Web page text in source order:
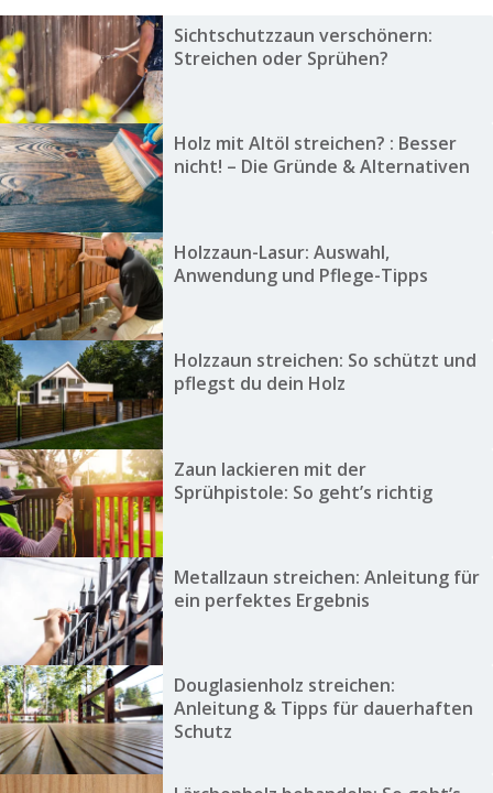
Sichtschutzzaun verschönern:
Streichen oder Sprühen?
Holz mit Altöl streichen? : Besser
nicht! – Die Gründe & Alternativen
Holzzaun-Lasur: Auswahl,
Anwendung und Pflege-Tipps
Holzzaun streichen: So schützt und
pflegst du dein Holz
Zaun lackieren mit der
Sprühpistole: So geht’s richtig
Metallzaun streichen: Anleitung für
ein perfektes Ergebnis
Douglasienholz streichen:
Anleitung & Tipps für dauerhaften
Schutz